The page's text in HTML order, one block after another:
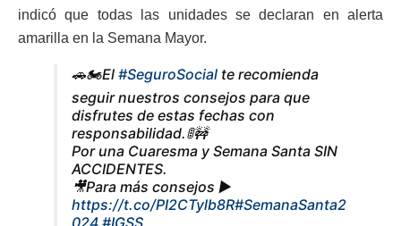
indicó que todas las unidades se declaran en alerta
amarilla en la Semana Mayor.
🚗🏍️El #SeguroSocial te recomienda
seguir nuestros consejos para que
disfrutes de estas fechas con
responsabilidad.🚦🚧
Por una Cuaresma y Semana Santa SIN
ACCIDENTES.
🎥Para más consejos ▶️
https://t.co/PI2CTylb8R#SemanaSanta2
024 #IGSS